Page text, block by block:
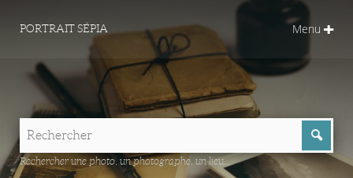
PORTRAIT SÉPIA Menu
Rechercher une photo, un photographe, un lieu...